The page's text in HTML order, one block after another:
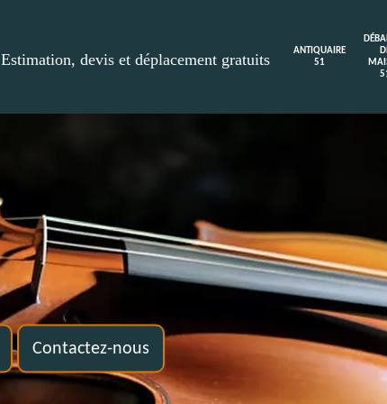
Estimation, devis et déplacement gratuits
ANTIQUAIRE
51
Contactez-nous